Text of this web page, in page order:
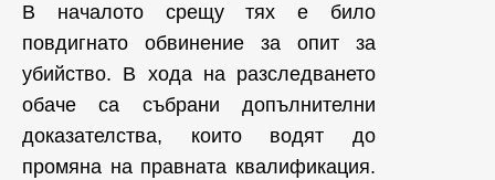
В началото срещу тях е било
повдигнато обвинение за опит за
убийство. В хода на разследването
обаче са събрани допълнителни
доказателства, които водят до
промяна на правната квалификация.